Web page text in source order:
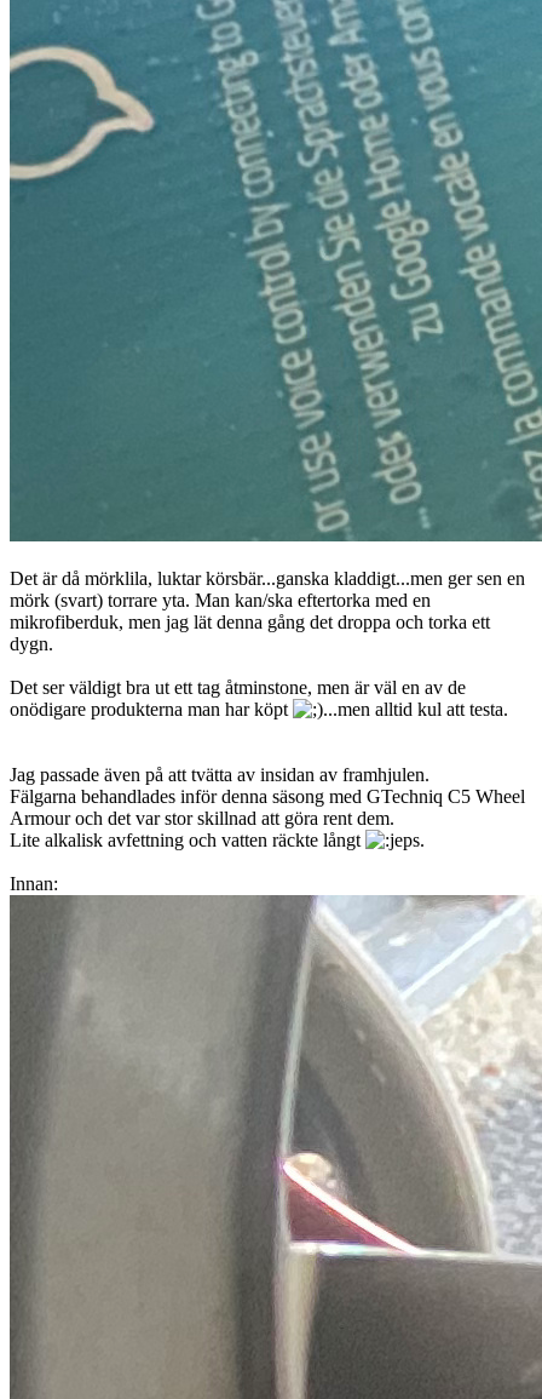
Det är då mörklila, luktar körsbär...ganska kladdigt...men ger sen en
mörk (svart) torrare yta. Man kan/ska eftertorka med en
mikrofiberduk, men jag lät denna gång det droppa och torka ett
dygn.
Det ser väldigt bra ut ett tag åtminstone, men är väl en av de
onödigare produkterna man har köpt
...men alltid kul att testa.
Jag passade även på att tvätta av insidan av framhjulen.
Fälgarna behandlades inför denna säsong med GTechniq C5 Wheel
Armour och det var stor skillnad att göra rent dem.
Lite alkalisk avfettning och vatten räckte långt
.
Innan: